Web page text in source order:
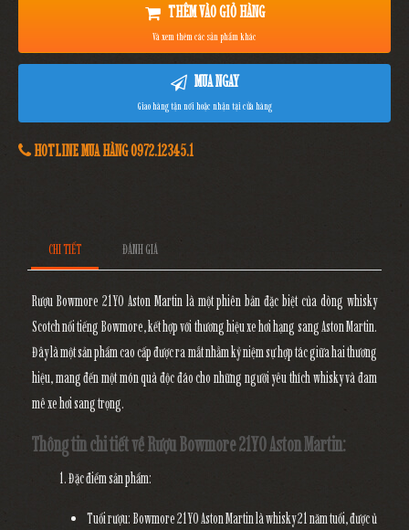
THÊM VÀO GIỎ HÀNG
Và xem thêm các sản phẩm khác
MUA NGAY
Giao hàng tận nơi hoặc nhận tại cửa hàng
HOTLINE MUA HÀNG 0972.12345.1
CHI TIẾT ĐÁNH GIÁ
Rượu Bowmore 21YO Aston Martin là một phiên bản đặc biệt của dòng whisky
Scotch nổi tiếng Bowmore, kết hợp với thương hiệu xe hơi hạng sang Aston Martin.
Đây là một sản phẩm cao cấp được ra mắt nhằm kỷ niệm sự hợp tác giữa hai thương
hiệu, mang đến một món quà độc đáo cho những người yêu thích whisky và đam
mê xe hơi sang trọng.
Thông tin chi tiết về Rượu Bowmore 21YO Aston Martin:
Đặc điểm sản phẩm:
Tuổi rượu: Bowmore 21YO Aston Martin là whisky 21 năm tuổi, được ủ